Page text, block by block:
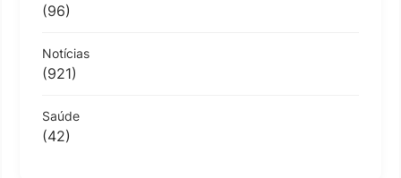
(96)
Notícias
(921)
Saúde
(42)